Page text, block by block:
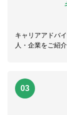
キャリアアドバ
人・企業をご紹介
03